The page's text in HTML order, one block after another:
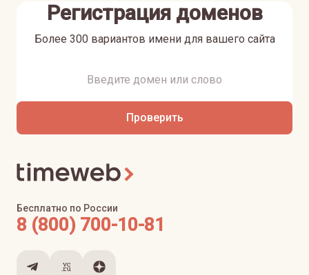
Регистрация доменов
Более 300 вариантов имени для вашего сайта
Проверить
Бесплатно по России
8 (800) 700-10-81